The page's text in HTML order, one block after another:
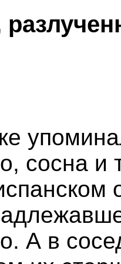
сосна
А в